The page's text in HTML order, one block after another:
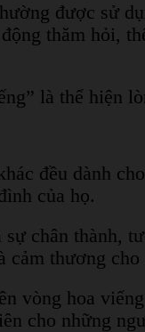
được sử
thăm hỏi,
là thể hiện
đều dành
của họ.
chân thành,
cảm thương
vòng hoa
cho những